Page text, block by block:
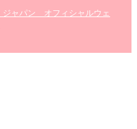
ジャパン オフィシャルウェ